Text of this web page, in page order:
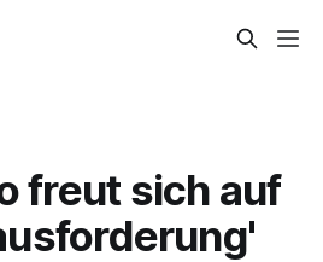
freut sich auf